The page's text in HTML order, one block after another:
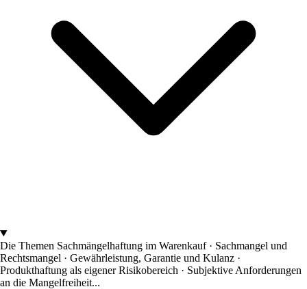
Die Themen Sachmängelhaftung im Warenkauf · Sachmangel und
Rechtsmangel · Gewährleistung, Garantie und Kulanz ·
Produkthaftung als eigener Risikobereich · Subjektive Anforderungen
an die Mangelfreiheit...